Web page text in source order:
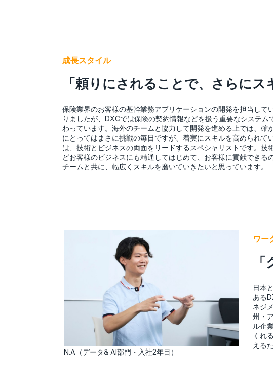
成長スタイル
「頼りにされることで、さらにス
保険業界のお客様の基幹業務アプリケーションの開発を担当して
りましたが、DXCでは保険の契約情報などを扱う重要なシステ
わっています。海外のチームと協力して開発を進める上では、確
にとってはまさに挑戦の毎日ですが、着実にスキルを高められ
は、技術とビジネスの両面をリードするスペシャリストです。技
どお客様のビジネスにも精通してはじめて、お客様に貢献できる
チームと共に、幅広くスキルを磨いていきたいと思っています。
N.A（データ& AI部門・入社2年目）
ワー
日本
ある
ネジ
州・
ル企
くれ
える